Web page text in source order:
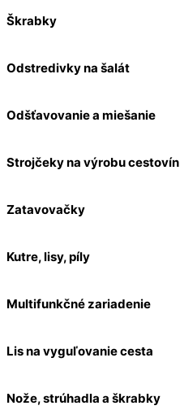
Škrabky
Odstredivky na šalát
Odšťavovanie a miešanie
Strojčeky na výrobu cestovín
Zatavovačky
Kutre, lisy, píly
Multifunkčné zariadenie
Lis na vyguľovanie cesta
Nože, strúhadla a škrabky